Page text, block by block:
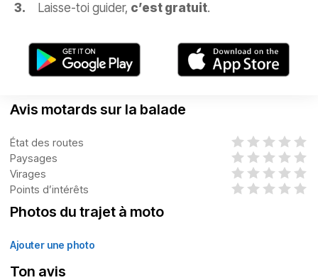
Laisse-toi guider, c’est gratuit.
Avis motards sur la balade
État des routes
Paysages
Virages
Points d’intérêts
Photos du trajet à moto
Ajouter une photo
Ton avis